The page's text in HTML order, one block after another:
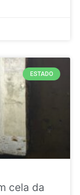
ESTADO
cela da